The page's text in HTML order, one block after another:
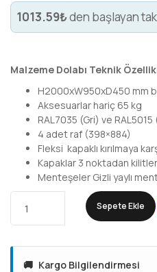
1013.59₺den başlayan
Malzeme Dolabı Teknik
H2000xW950xD450 mm
Aksesuarlar hariç 65 kg
RAL7035 (Gri) ve
4 adet raf (398×884)
Fleksi kapaklı kırılmaya
Kapaklar 3 noktadan
Menteşeler Gizli yaylı
Sepete Ekle
🚚 Kargo Bilgilendirmesi